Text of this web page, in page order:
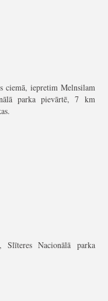
ciemā, iepretim Melnsilam
parka pievārtē, 7 km
Nacionālā parka